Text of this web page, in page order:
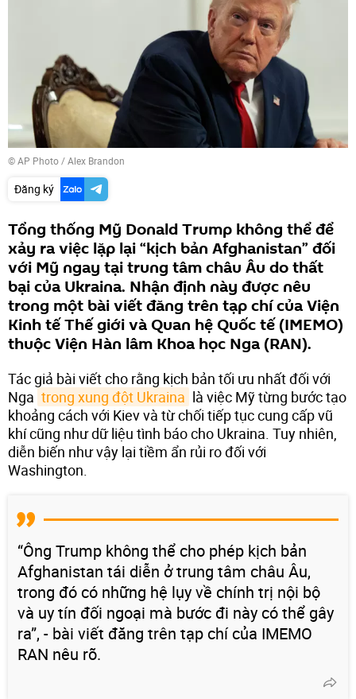
© AP Photo / Alex Brandon
Đăng ký
Tổng thống Mỹ Donald Trump không thể để
xảy ra việc lặp lại “kịch bản Afghanistan” đối
với Mỹ ngay tại trung tâm châu Âu do thất
bại của Ukraina. Nhận định này được nêu
trong một bài viết đăng trên tạp chí của Viện
Kinh tế Thế giới và Quan hệ Quốc tế (IMEMO)
thuộc Viện Hàn lâm Khoa học Nga (RAN).
Tác giả bài viết cho rằng kịch bản tối ưu nhất đối với
Nga trong xung đột Ukraina là việc Mỹ từng bước tạo
khoảng cách với Kiev và từ chối tiếp tục cung cấp vũ
khí cũng như dữ liệu tình báo cho Ukraina. Tuy nhiên,
diễn biến như vậy lại tiềm ẩn rủi ro đối với
Washington.
“Ông Trump không thể cho phép kịch bản
Afghanistan tái diễn ở trung tâm châu Âu,
trong đó có những hệ lụy về chính trị nội bộ
và uy tín đối ngoại mà bước đi này có thể gây
ra”, - bài viết đăng trên tạp chí của IMEMO
RAN nêu rõ.